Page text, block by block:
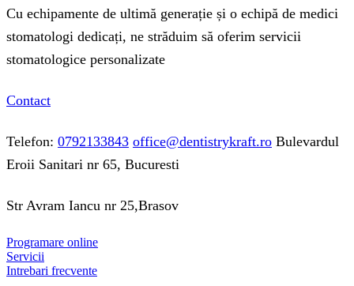
Cu echipamente de ultimă generație și o echipă de medici
stomatologi dedicați, ne străduim să oferim servicii
stomatologice personalizate
Contact
Telefon: 0792133843 office@dentistrykraft.ro Bulevardul
Eroii Sanitari nr 65, Bucuresti
Str Avram Iancu nr 25,Brasov
Programare online
Servicii
Intrebari frecvente